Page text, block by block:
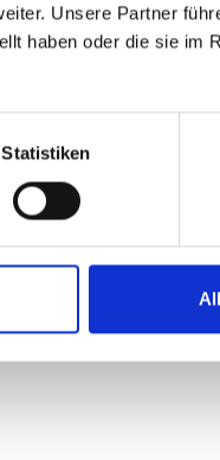
Unsere Partner
haben oder die sie im
Statistiken